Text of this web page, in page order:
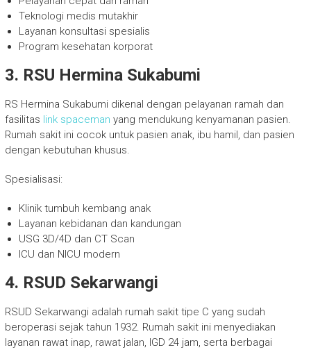
Teknologi medis mutakhir
Layanan konsultasi spesialis
Program kesehatan korporat
3. RSU Hermina Sukabumi
RS Hermina Sukabumi dikenal dengan pelayanan ramah dan
fasilitas link spaceman yang mendukung kenyamanan pasien.
Rumah sakit ini cocok untuk pasien anak, ibu hamil, dan pasien
dengan kebutuhan khusus.
Spesialisasi:
Klinik tumbuh kembang anak
Layanan kebidanan dan kandungan
USG 3D/4D dan CT Scan
ICU dan NICU modern
4. RSUD Sekarwangi
RSUD Sekarwangi adalah rumah sakit tipe C yang sudah
beroperasi sejak tahun 1932. Rumah sakit ini menyediakan
layanan rawat inap, rawat jalan, IGD 24 jam, serta berbagai